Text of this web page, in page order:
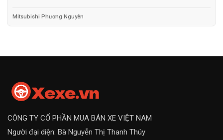
Mitsubishi Phương Nguyên
CÔNG TY CỔ PHẦN MUA BÁN XE VIỆT NAM
Người đại diện: Bà Nguyễn Thị Thanh Thúy